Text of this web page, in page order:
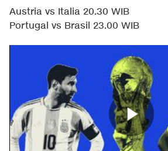
Austria vs Italia 20.30 WIB
Portugal vs Brasil 23.00 WIB